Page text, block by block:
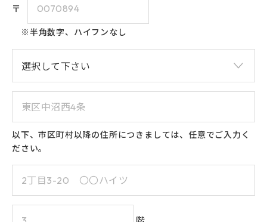
〒
※半角数字、ハイフンなし
以下、市区町村以降の住所につきましては、任意でご入力く
ださい。